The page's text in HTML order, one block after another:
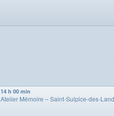
14 h 00 min
Atelier Mémoire – Saint-Sulpice-des-